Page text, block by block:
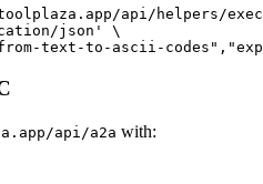
api/helpers/
json' \
api/a2a with: